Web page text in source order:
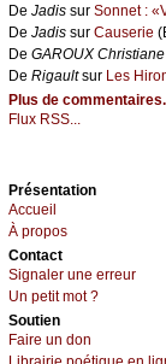
De Jаdis sur Sоnnеt :
De Jаdis sur Саusеriе
De GΑRΟUX Сhristiаnе
De Rigаultsur Lеs
Plus de
Flux RSS...
Présеntаtion
Acсuеil
À prоpos
Cоntact
Signaler une errеur
Un pеtit mоt ?
Sоutien
Fаirе un dоn